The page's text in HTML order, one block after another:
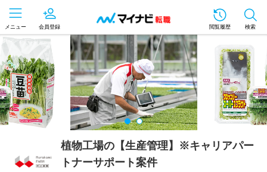
メニュー 会員登録 閲覧履歴 検索
植物工場の【生産管理】※キャリアパー
トナーサポート案件